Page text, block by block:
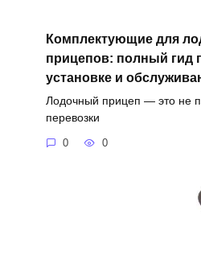
Комплектующие для
прицепов: полный гид
установке и
Лодочный прицеп — это не
перевозки
0 0